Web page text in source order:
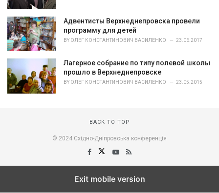
e
:
Адвентисты Верхнеднепровска провели
программу для детей
BY ОЛЕГ КОНСТАНТИНОВИЧ ВАСИЛЕНКО 23.06.2017
Лагерное собрание по типу полевой школы
прошло в Верхнеднепровске
BY ОЛЕГ КОНСТАНТИНОВИЧ ВАСИЛЕНКО 23.05.2015
BACK TO TOP
© 2024 Східно-Дніпровська конференція
Exit mobile version